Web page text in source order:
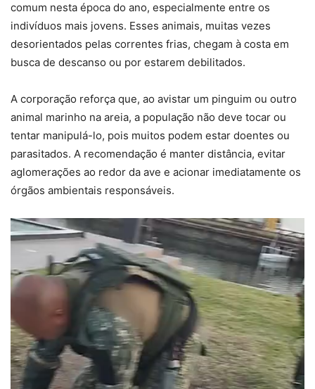
comum nesta época do ano, especialmente entre os
indivíduos mais jovens. Esses animais, muitas vezes
desorientados pelas correntes frias, chegam à costa em
busca de descanso ou por estarem debilitados.
A corporação reforça que, ao avistar um pinguim ou outro
animal marinho na areia, a população não deve tocar ou
tentar manipulá-lo, pois muitos podem estar doentes ou
parasitados. A recomendação é manter distância, evitar
aglomerações ao redor da ave e acionar imediatamente os
órgãos ambientais responsáveis.